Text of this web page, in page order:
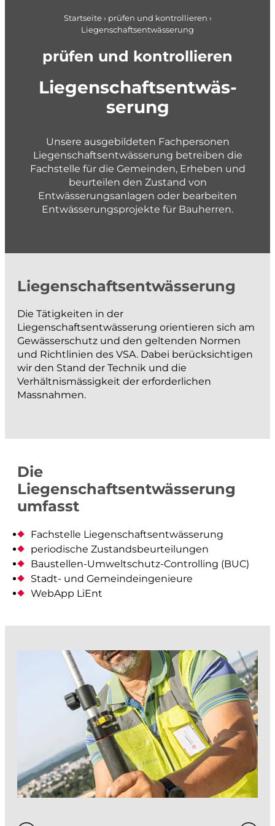
Applikationsentwicklung
Planung im Brandschutz
planen und gestalten
Gestaltungspläne und Gebietsentwicklung
Quartier- und Erschliessungsplanung
Verkehrs- und Mobilitätsplanung
Siedlungsentwässerung und GEP
Wasserversorgung und GWP
Landmanagement
projektieren und bauen
Strassenbau
Kanalisationsbau
Werkleitungen
Anlagen der Siedlungswasserwirtschaft
Wasserbau
messen und dokumentieren
Katasternachführung
Monitoring
Architektur- und Objektvermessung
Beweissicherung
Werkinformationen
prüfen und kontrollieren
Zivilschutz
Liegenschaftsentwässerung
Startseite› prüfen und kontrollieren ›
Liegenschaftsentwässerung
prüfen und kontrollieren
Lie­gen­­schafts­­ent­­wäs­
ser­ung
Unsere ausgebildeten Fachpersonen
Liegenschaftsentwässerung betreiben die
Fachstelle für die Gemeinden, Erheben und
beurteilen den Zustand von
Entwässerungsanlagen oder bearbeiten
Entwässerungsprojekte für Bauherren.
Liegenschafts­ent­wässerung
Die Tätigkeiten in der
Liegenschaftsentwässerung orientieren sich am
Gewässerschutz und den geltenden Normen
und Richtlinien des VSA. Dabei berücksichtigen
wir den Stand der Technik und die
Verhältnismässigkeit der erforderlichen
Massnahmen.
Die
Liegenschaftsentwässerung
umfasst
Fachstelle Liegenschaftsentwässerung
periodische Zustandsbeurteilungen
Baustellen-Umweltschutz-Controlling (BUC)
Stadt- und Gemeindeingenieure
WebApp LiEnt